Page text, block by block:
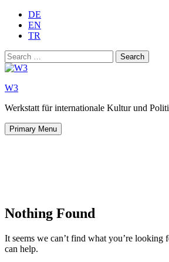
Skip
content
DE
EN
TR
Search
for:
W3
Werkstatt für internationale Kultur und
Primary Menu
Nothing Found
It seems we can’t find what you’re looking
can help.